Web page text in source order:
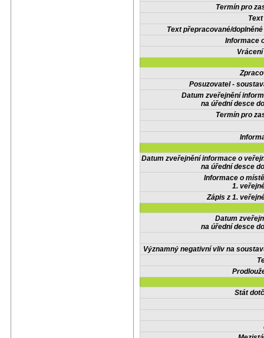
Termín pro
Text přepracované/
Informace
Posuzovatel -
Datum zveřejnění
na úřední desce
Termín pro
Datum zveřejnění informace o
na úřední desce
Informace o
1.
Zápis z 1.
Datum
na úřední desce
Významný negativní vliv na
Stát